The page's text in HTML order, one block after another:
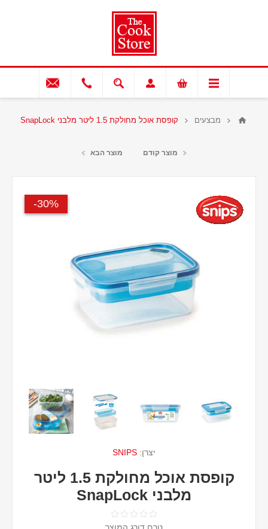
מבצעים קופסת אוכל מחולקת 1.5 ליטר מלבני SnapLock
מוצר קודם מוצר הבא
30%-
יצרן: SNIPS
קופסת אוכל מחולקת 1.5 ליטר
מלבני SnapLock